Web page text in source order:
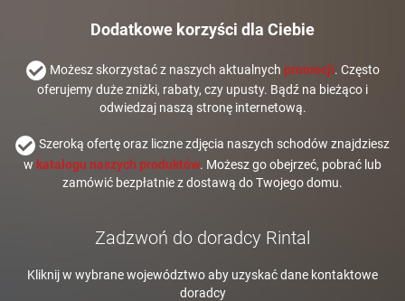
Dodatkowe korzyści dla Ciebie
Możesz skorzystać z naszych aktualnych promocji. Często
oferujemy duże zniżki, rabaty, czy upusty. Bądź na bieżąco i
odwiedzaj naszą stronę internetową.
Szeroką ofertę oraz liczne zdjęcia naszych schodów znajdziesz
w katalogu naszych produktów. Możesz go obejrzeć, pobrać lub
zamówić bezpłatnie z dostawą do Twojego domu.
Zadzwoń do doradcy Rintal
Kliknij w wybrane województwo aby uzyskać dane kontaktowe
doradcy